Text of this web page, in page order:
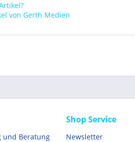
von Gerth Medien
und Beratung
Shop Service
Newsletter